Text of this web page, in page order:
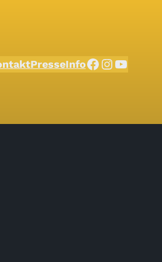
PresseInfoFacebook
Instagram
YouTube